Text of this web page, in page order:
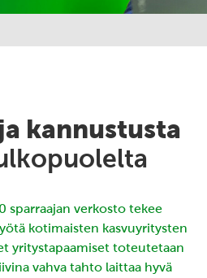
kannustusta
sparraajan verkosto tekee
kotimaisten kasvuyritysten
yritystapaamiset toteutetaan
vahva tahto laittaa hyvä